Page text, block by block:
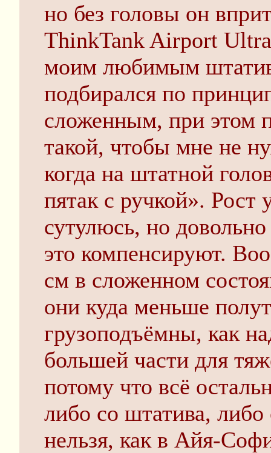
но без головы он
ThinkTank Airport
моим любимым
подбирался по
сложенным, при этом
такой, чтобы мне не
когда на штатной
пятак с ручкой». Рост
сутулюсь, но
это компенсируют.
см в сложенном
они куда меньше
грузоподъёмны, как
большей части для
потому что всё
либо со штатива,
нельзя, как в Айя-